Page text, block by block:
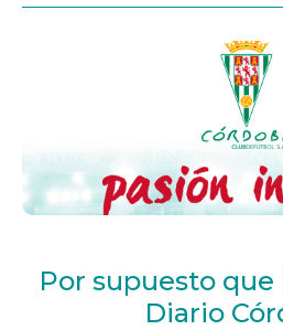
Por supuesto
Diario